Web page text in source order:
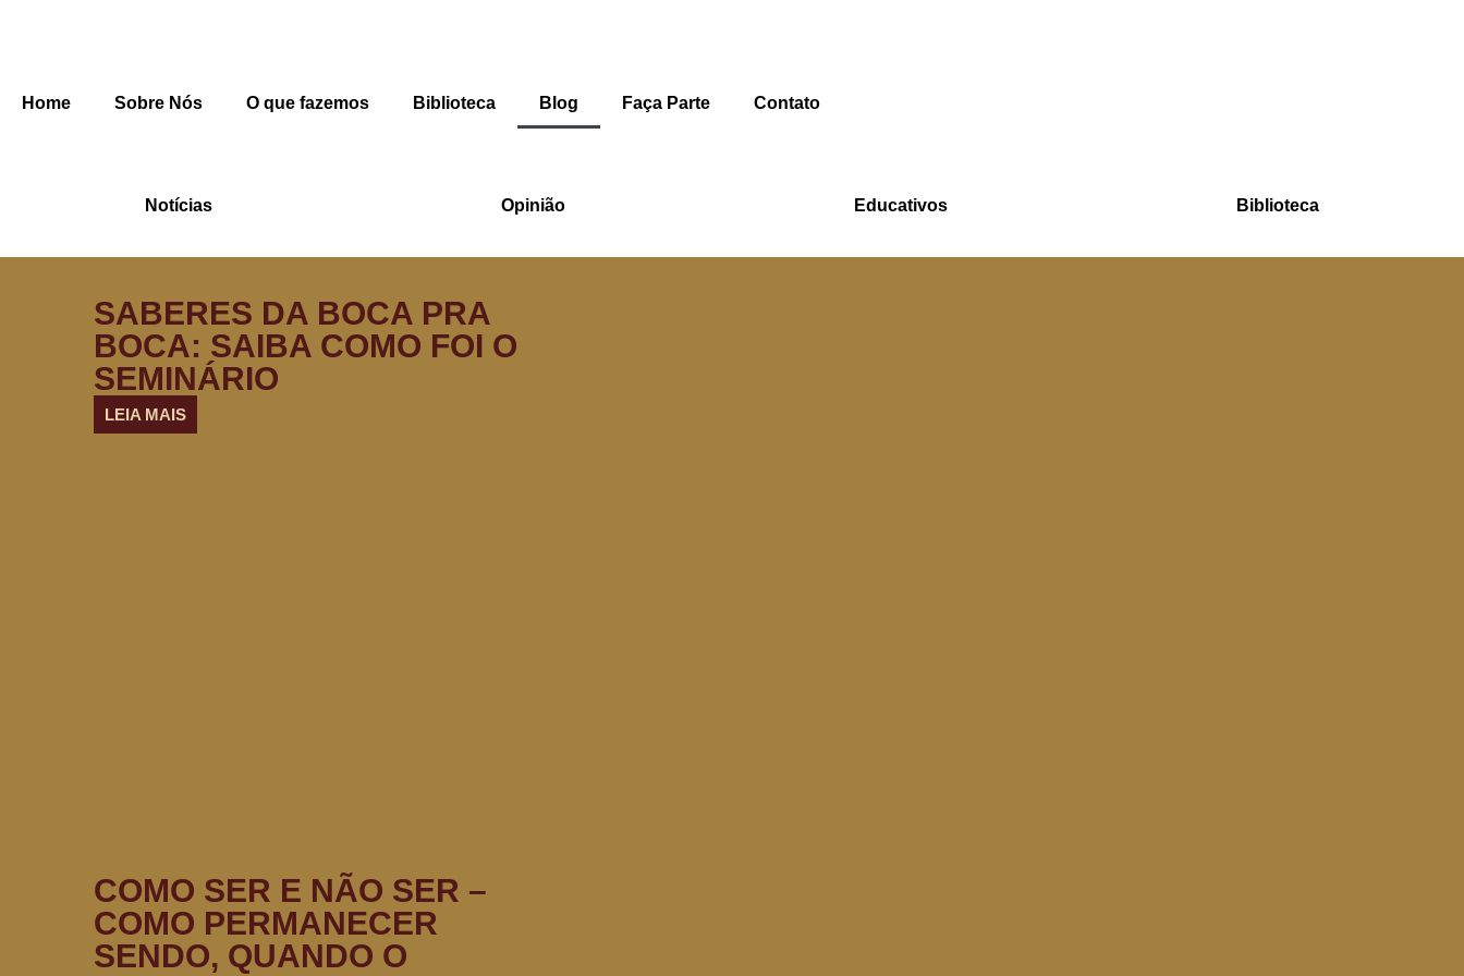
Home Sobre Nós O que fazemos Biblioteca Blog Faça Parte Contato
Notícias Opinião Educativos Biblioteca
SABERES DA BOCA PRA
BOCA: SAIBA COMO FOI O
SEMINÁRIO
LEIA MAIS
COMO SER E NÃO SER –
COMO PERMANECER
SENDO, QUANDO O